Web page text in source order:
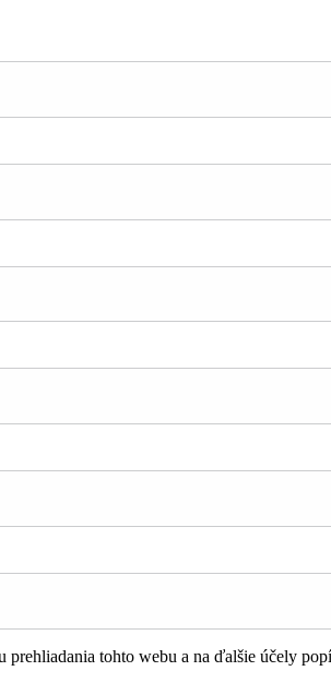
tohto webu a na ďalšie účely